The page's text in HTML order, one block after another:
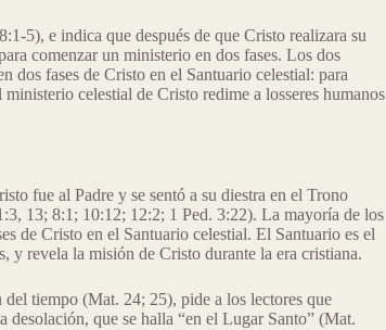
5), e indica que después de que Cristo realizara su
comenzar un ministerio en dos fases. Los dos
dos fases de Cristo en el Santuario celestial: para
ministerio celestial de Cristo redime a losseres humanos
fue al Padre y se sentó a su diestra en el Trono
13; 8:1; 10:12; 12:2; 1 Ped. 3:22). La mayoría de los
de Cristo en el Santuario celestial. El Santuario es el
y revela la misión de Cristo durante la era cristiana.
del tiempo (Mat. 24; 25), pide a los lectores que
desolación, que se halla “en el Lugar Santo” (Mat.